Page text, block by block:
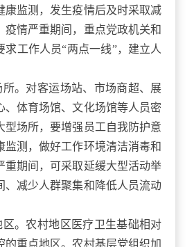
康监测，发生疫情后及时采取减
疫情严重期间，重点党政机关和
求工作人员“两点一线”，建立人
所。对客运场站、市场商超、展
、体育场馆、文化场馆等人员密
型场所，要增强员工自我防护意
监测，做好工作环境清洁消毒和
重期间，可采取延缓大型活动举
、减少人群聚集和降低人员流动
区。农村地区医疗卫生基础相对
的重点地区。农村基层党组织加